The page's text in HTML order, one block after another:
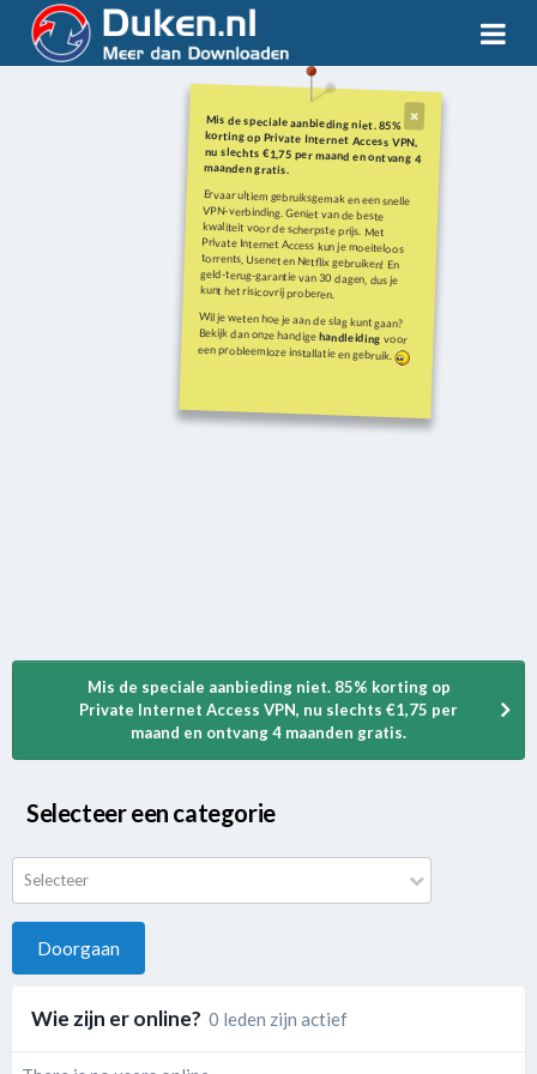
Mis de speciale aanbieding niet. 85%
korting op Private Internet Access VPN,
nu slechts €1,75 per maand en ontvang 4
maanden gratis.
Ervaar ultiem gebruiksgemak en een snelle
VPN-verbinding. Geniet van de beste
kwaliteit voor de scherpste prijs. Met
Private Internet Access kun je moeiteloos
torrents, Usenet en Netflix gebruiken! En
geld-terug-garantie van 30 dagen, dus je
kunt het risicovrij proberen.
Wil je weten hoe je aan de slag kunt gaan?
Bekijk dan onze handigehandleiding voor
een probleemloze installatie en gebruik.
Mis de speciale aanbieding niet. 85% korting op
Private Internet Access VPN, nu slechts €1,75 per
maand en ontvang 4 maanden gratis.
Selecteer een categorie
Selecteer
Doorgaan
Wie zijn er online? 0 leden zijn actief